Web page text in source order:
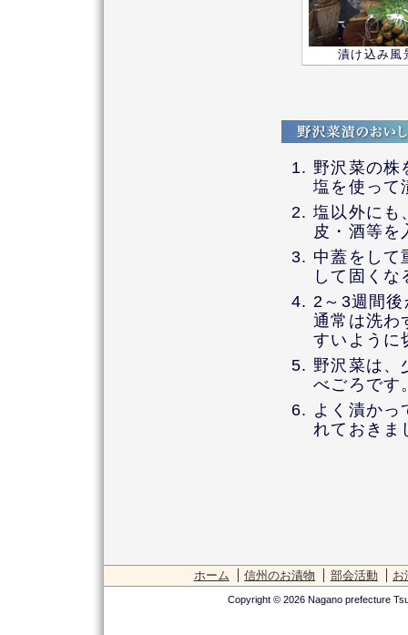
漬け込み風
野沢菜の株
塩を使って
塩以外にも
皮・酒等を
中蓋をして
して固く
2～3週間
通常は洗わ
すいように
野沢菜は、
べごろです
よく漬かっ
れておきま
ホーム 信州のお漬物 部会活動 お
Copyright © 2026 Nagano prefecture